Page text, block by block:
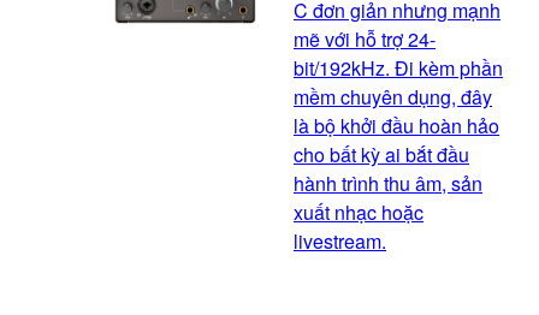
C đơn giản nhưng mạnh
mẽ với hỗ trợ 24-
bit/192kHz. Đi kèm phần
mềm chuyên dụng, đây
là bộ khởi đầu hoàn hảo
cho bất kỳ ai bắt đầu
hành trình thu âm, sản
xuất nhạc hoặc
livestream.